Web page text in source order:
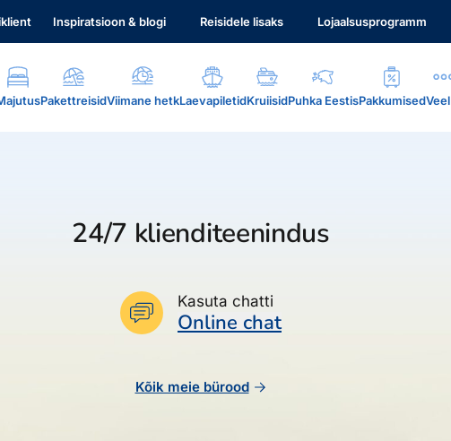
Inspiratsioon & blogi Reisidele lisaks Lojaalsusprogramm
PakettreisidViimane hetkLaevapiletidKruiisidPuhka EestisPakkumisedVeel
24/7 klienditeenindus
Kasuta chatti
Online chat
Kõik meie bürood